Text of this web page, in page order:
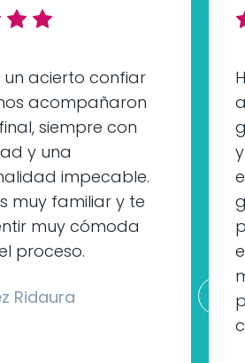
un acierto confiar
acompañaron
siempre con
y una
impecable.
muy familiar y te
muy cómoda
proceso.
Ridaura